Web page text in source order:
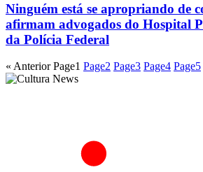
Ninguém está se apropriando de
afirmam advogados do Hospital
da Polícia Federal
« Anterior Page1 Page2 Page3 Page4 Page5